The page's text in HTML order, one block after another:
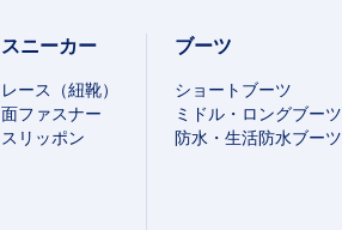
スニーカー
レース（紐靴）
面ファスナー
スリッポン
ブーツ
ショートブーツ
ミドル・ロングブーツ
防水・生活防水ブーツ